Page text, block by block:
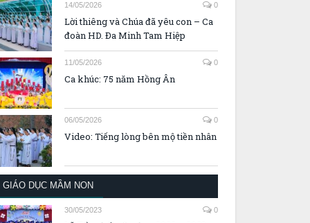
14/05/2026 0
Lời thiêng và Chúa đã yêu con – Ca
đoàn HD. Đa Minh Tam Hiệp
11/05/2026 0
Ca khúc: 75 năm Hồng Ân
06/05/2026 0
Video: Tiếng lòng bên mộ tiền nhân
GIÁO DỤC MẦM NON
30/05/2023 0